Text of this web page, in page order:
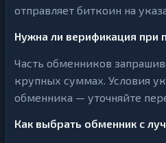
отправляет биткоин на
Нужна ли верификация при
Часть обменников
крупных суммах. Условия
обменника — уточняйте
Как выбрать обменник с